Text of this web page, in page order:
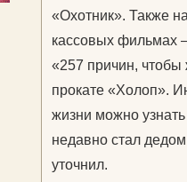
«Охотник». Также
кассовых фильмах
«257 причин,
прокате «Холоп».
жизни можно
недавно стал
уточнил.